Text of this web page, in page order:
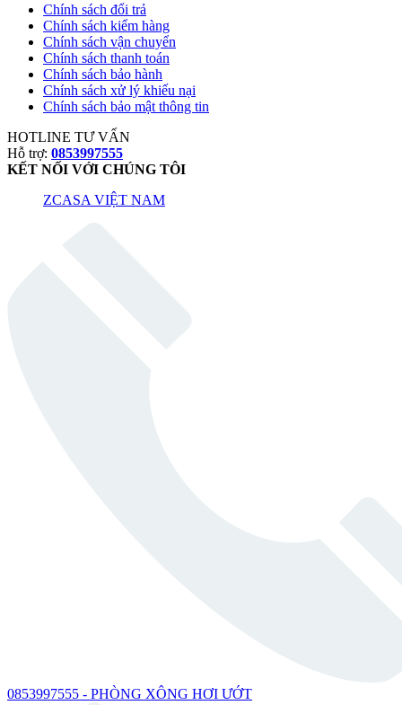
Chính sách đổi trả
Chính sách kiểm hàng
Chính sách vận chuyển
Chính sách thanh toán
Chính sách bảo hành
Chính sách xử lý khiếu nại
Chính sách bảo mật thông tin
HOTLINE TƯ VẤN
Hỗ trợ: 0853997555
KẾT NỐI VỚI CHÚNG TÔI
ZCASA VIỆT NAM
0853997555 - PHÒNG XÔNG HƠI ƯỚT